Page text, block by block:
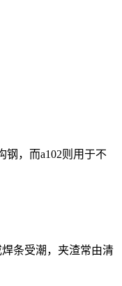
钢，而a102则用于不
条受潮，夹渣常由清